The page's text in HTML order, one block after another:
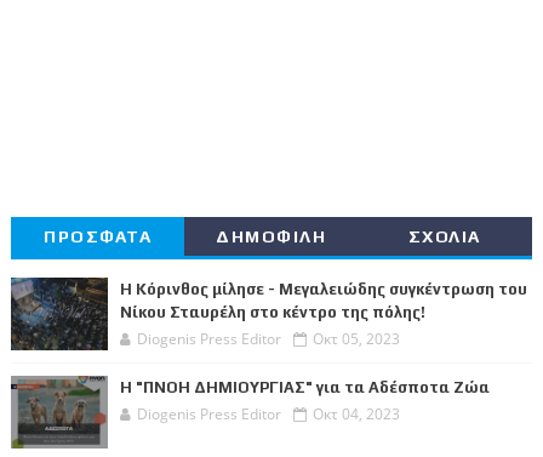
ΠΡΟΣΦΑΤΑ ΔΗΜΟΦΙΛΗ ΣΧΟΛΙΑ
Η Κόρινθος μίλησε - Μεγαλειώδης συγκέντρωση του
Νίκου Σταυρέλη στο κέντρο της πόλης!
Diogenis Press Editor Οκτ 05, 2023
Η "ΠΝΟΗ ΔΗΜΙΟΥΡΓΙΑΣ" για τα Αδέσποτα Ζώα
Diogenis Press Editor Οκτ 04, 2023